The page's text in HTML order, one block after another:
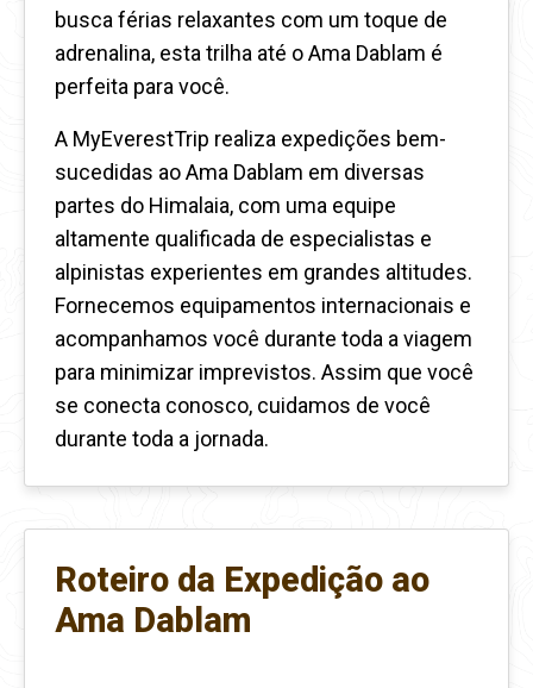
busca férias relaxantes com um toque de
adrenalina, esta trilha até o Ama Dablam é
perfeita para você.
A MyEverestTrip realiza expedições bem-
sucedidas ao Ama Dablam em diversas
partes do Himalaia, com uma equipe
altamente qualificada de especialistas e
alpinistas experientes em grandes altitudes.
Fornecemos equipamentos internacionais e
acompanhamos você durante toda a viagem
para minimizar imprevistos. Assim que você
se conecta conosco, cuidamos de você
durante toda a jornada.
Roteiro da Expedição ao
Ama Dablam